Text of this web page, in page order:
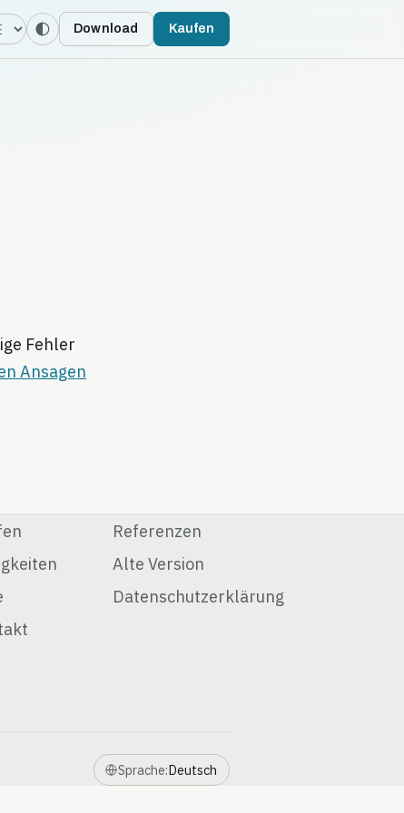
Download Kaufen
Fehler
Ansagen
Referenzen
Alte Version
Datenschutzerklärung
Sprache:Deutsch